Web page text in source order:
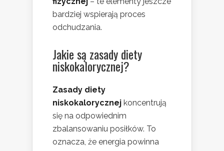
bardziej wspierają proces
odchudzania.
Jakie są zasady diety
niskokalorycznej?
Zasady diety
niskokalorycznej koncentrują
się na odpowiednim
zbalansowaniu posiłków. To
oznacza, że energia powinna